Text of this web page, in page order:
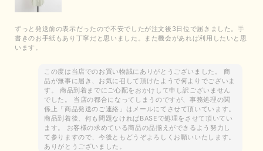
ずっと発送前の表示だったので不安でしたが注文後3日位で届きました。手
書きのお手紙もあり丁寧だと思いました。また機会があれば利用したいと思
います。
この度は当店でのお買い物誠にありがとうございました。 商
品が無事に届き、お気に召して頂けたようで何よりでございま
す。 商品到着までにご心配をおかけして申し訳ございません
でした。 当店の都合になってしまうのですが、事務処理の関
係上「商品発送のご連絡」はメールにてさせて頂いています。
商品到着後、何も問題なければBASEで処理をさせて頂いてい
ます。 お客様の求めている商品の品揃えができるよう努力し
て参りますので、今後ともどうぞよろしくお願いいたします。
ありがとうございました。